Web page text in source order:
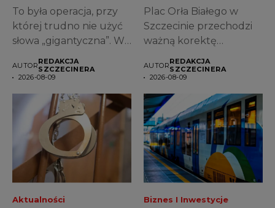
To była operacja, przy
której trudno nie użyć
słowa „gigantyczna”. W
AUTORREDAKCJA
SZCZECINERA
2026-08-09
Plac Orła Białego w
Szczecinie przechodzi
ważną korektę
zdecydowało, że...
AUTORREDAKCJA
SZCZECINERA
2026-08-09
Aktualności Biznes I Inwestycje